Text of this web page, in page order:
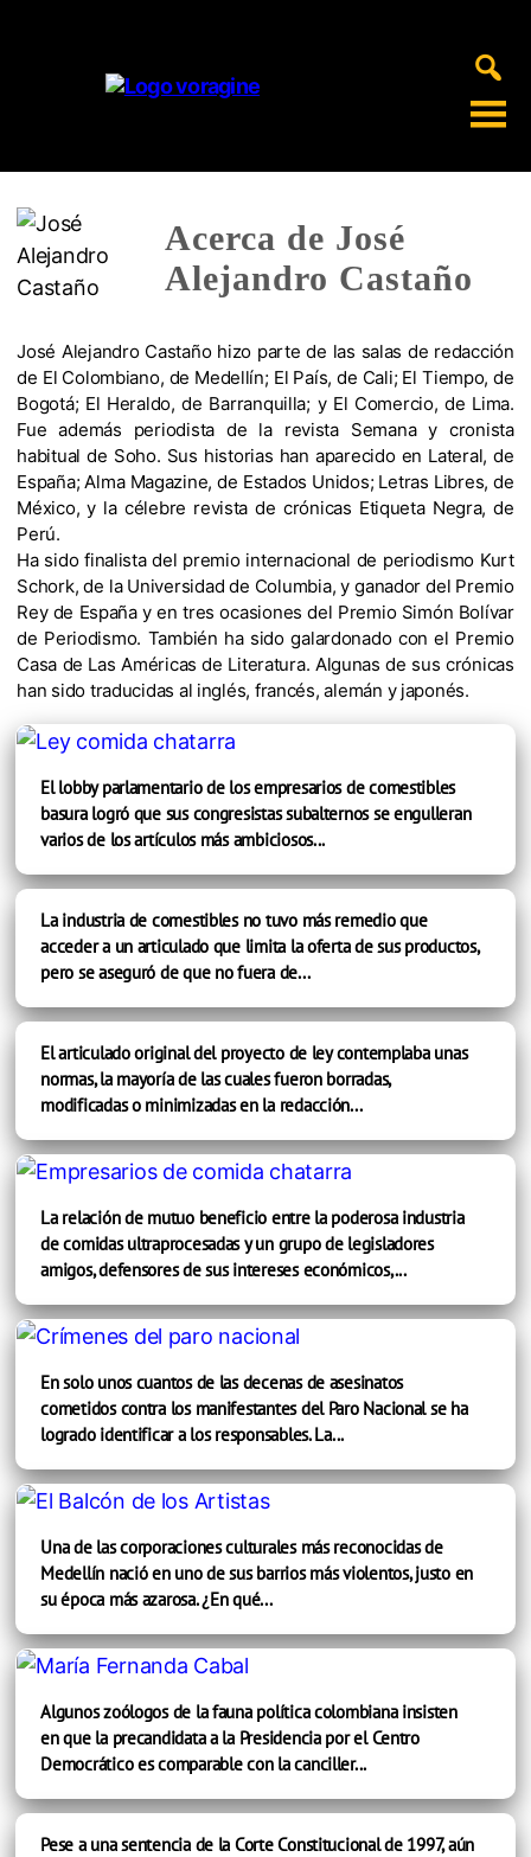
Acerca de José
Alejandro Castaño
José Alejandro Castaño hizo parte de las salas de redacción
de El Colombiano, de Medellín; El País, de Cali; El Tiempo, de
Bogotá; El Heraldo, de Barranquilla; y El Comercio, de Lima.
Fue además periodista de la revista Semana y cronista
habitual de Soho. Sus historias han aparecido en Lateral, de
España; Alma Magazine, de Estados Unidos; Letras Libres, de
México, y la célebre revista de crónicas Etiqueta Negra, de
Perú.
Ha sido finalista del premio internacional de periodismo Kurt
Schork, de la Universidad de Columbia, y ganador del Premio
Rey de España y en tres ocasiones del Premio Simón Bolívar
de Periodismo. También ha sido galardonado con el Premio
Casa de Las Américas de Literatura. Algunas de sus crónicas
han sido traducidas al inglés, francés, alemán y japonés.
El lobby parlamentario de los empresarios de comestibles
basura logró que sus congresistas subalternos se engulleran
varios de los artículos más ambiciosos...
La industria de comestibles no tuvo más remedio que
acceder a un articulado que limita la oferta de sus productos,
pero se aseguró de que no fuera de...
El articulado original del proyecto de ley contemplaba unas
normas, la mayoría de las cuales fueron borradas,
modificadas o minimizadas en la redacción...
La relación de mutuo beneficio entre la poderosa industria
de comidas ultraprocesadas y un grupo de legisladores
amigos, defensores de sus intereses económicos,...
En solo unos cuantos de las decenas de asesinatos
cometidos contra los manifestantes del Paro Nacional se ha
logrado identificar a los responsables. La...
Una de las corporaciones culturales más reconocidas de
Medellín nació en uno de sus barrios más violentos, justo en
su época más azarosa. ¿En qué...
Algunos zoólogos de la fauna política colombiana insisten
en que la precandidata a la Presidencia por el Centro
Democrático es comparable con la canciller...
Pese a una sentencia de la Corte Constitucional de 1997, aún